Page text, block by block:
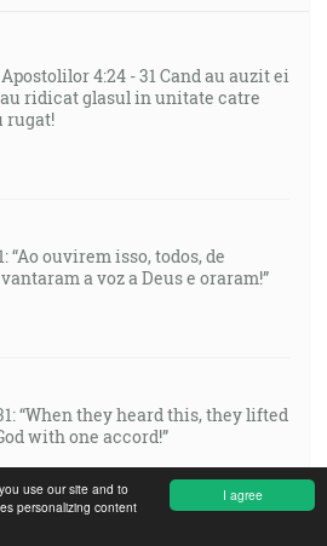
I agree
use our site and to
personalizing content
4:24 - 31 Cand au auzit ei
ridicat glasul in unitate catre
rugat!
“Ao ouvirem isso, todos, de
a voz a Deus e oraram!”
“When they heard this, they lifted
with one accord!”